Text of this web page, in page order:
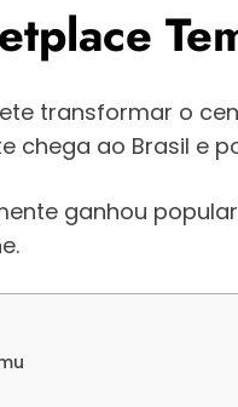
transformar o
chega ao Brasil e
ganhou